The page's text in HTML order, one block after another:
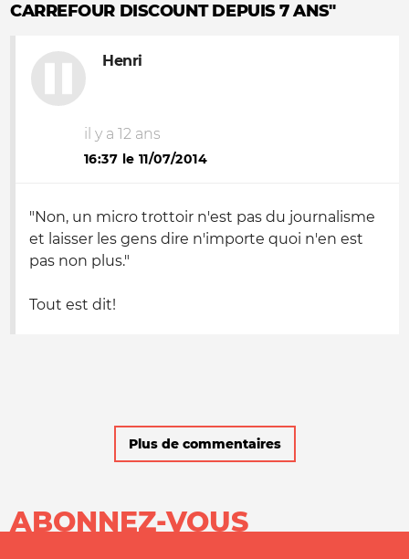
CARREFOUR DISCOUNT DEPUIS 7 ANS"
Henri
il y a 12 ans
16:37 le 11/07/2014
"Non, un micro trottoir n'est pas du journalisme
et laisser les gens dire n'importe quoi n'en est
pas non plus."
Tout est dit!
Plus de commentaires
ABONNEZ-VOUS